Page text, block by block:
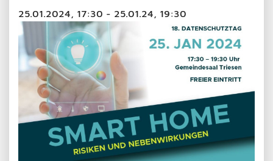
25.01.2024, 17:30 - 25.01.24, 19:30